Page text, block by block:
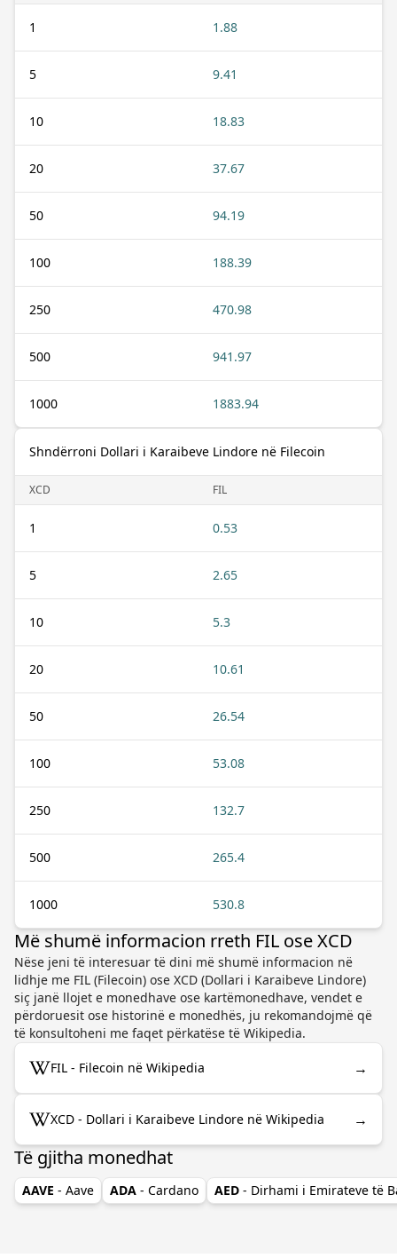
1 1.88
5 9.41
10 18.83
20 37.67
50 94.19
100 188.39
250 470.98
500 941.97
1000 1883.94
Shndërroni Dollari i Karaibeve Lindore në Filecoin
XCD FIL
1 0.53
5 2.65
10 5.3
20 10.61
50 26.54
100 53.08
250 132.7
500 265.4
1000 530.8
Më shumë informacion rreth FIL ose XCD
Nëse jeni të interesuar të dini më shumë informacion në
lidhje me FIL (Filecoin) ose XCD (Dollari i Karaibeve Lindore)
siç janë llojet e monedhave ose kartëmonedhave, vendet e
përdoruesit ose historinë e monedhës, ju rekomandojmë që
të konsultoheni me faqet përkatëse të Wikipedia.
FIL - Filecoin në Wikipedia →
XCD - Dollari i Karaibeve Lindore në Wikipedia →
Të gjitha monedhat
AAVE - Aave ADA - Cardano AED - Dirhami i Emirateve të